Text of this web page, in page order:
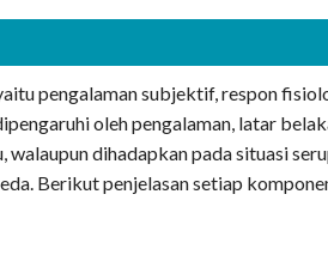
pengalaman subjektif, respon
oleh pengalaman, latar
dihadapkan pada situasi
Berikut penjelasan setiap